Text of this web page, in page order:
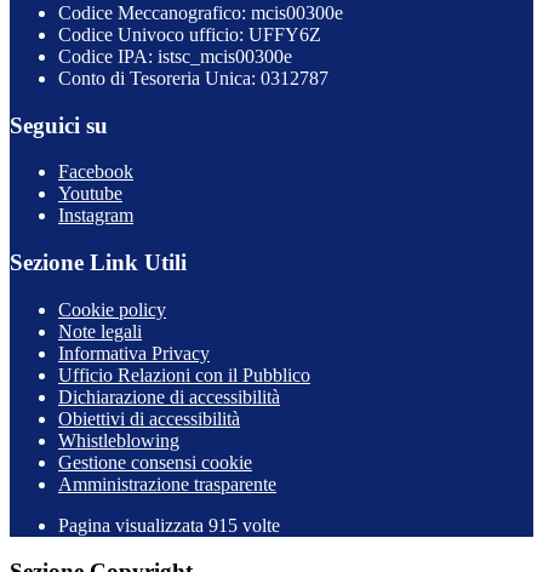
Codice Meccanografico: mcis00300e
Codice Univoco ufficio: UFFY6Z
Codice IPA: istsc_mcis00300e
Conto di Tesoreria Unica: 0312787
Seguici su
Facebook
Youtube
Instagram
Sezione Link Utili
Cookie policy
Note legali
Informativa Privacy
Ufficio Relazioni con il Pubblico
Dichiarazione di accessibilità
Obiettivi di accessibilità
Whistleblowing
Gestione consensi cookie
Amministrazione trasparente
Pagina visualizzata 915 volte